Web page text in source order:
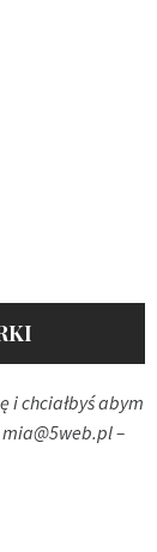
i chciałbyś abym
mia@5web.pl–